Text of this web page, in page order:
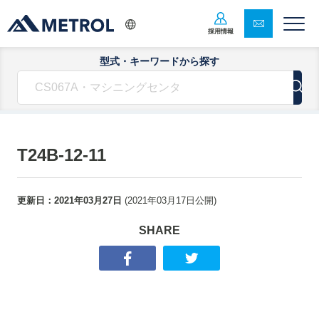
採用情報
型式・キーワードから探す
T24B-12-11
更新日： 2021年03月27日 (2021年03月17日 公開)
SHARE